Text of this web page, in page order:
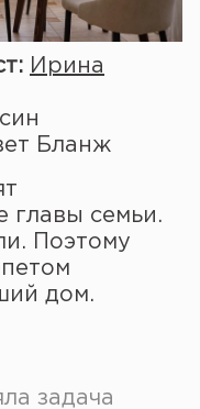
Ирина
Бланж
главы семьи.
Поэтому
дом.
задача